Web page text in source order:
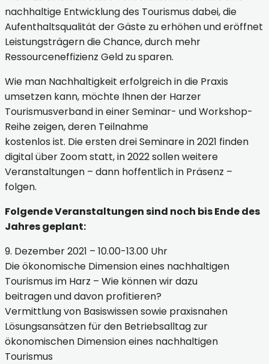
nachhaltige Entwicklung des Tourismus dabei, die
Aufenthaltsqualität der Gäste zu erhöhen und eröffnet
Leistungsträgern die Chance, durch mehr
Ressourceneffizienz Geld zu sparen.
Wie man Nachhaltigkeit erfolgreich in die Praxis
umsetzen kann, möchte Ihnen der Harzer
Tourismusverband in einer Seminar- und Workshop-
Reihe zeigen, deren Teilnahme
kostenlos ist. Die ersten drei Seminare in 2021 finden
digital über Zoom statt, in 2022 sollen weitere
Veranstaltungen – dann hoffentlich in Präsenz –
folgen.
Folgende Veranstaltungen sind noch bis Ende des
Jahres geplant:
9. Dezember 2021 – 10.00-13.00 Uhr
Die ökonomische Dimension eines nachhaltigen
Tourismus im Harz – Wie können wir dazu
beitragen und davon profitieren?
Vermittlung von Basiswissen sowie praxisnahen
Lösungsansätzen für den Betriebsalltag zur
ökonomischen Dimension eines nachhaltigen
Tourismus